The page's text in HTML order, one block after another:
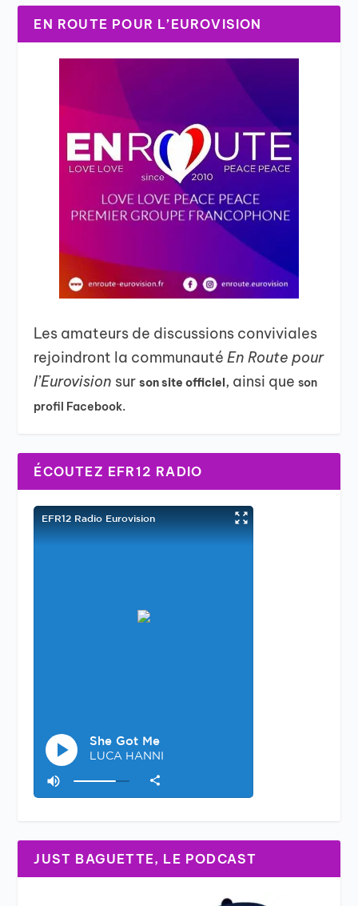
EN ROUTE POUR L’EUROVISION
Les amateurs de discussions conviviales
rejoindront la communautéEn Route pour
l’Eurovision surson site officiel, ainsi queson
profil Facebook.
ÉCOUTEZ EFR12 RADIO
JUST BAGUETTE, LE PODCAST